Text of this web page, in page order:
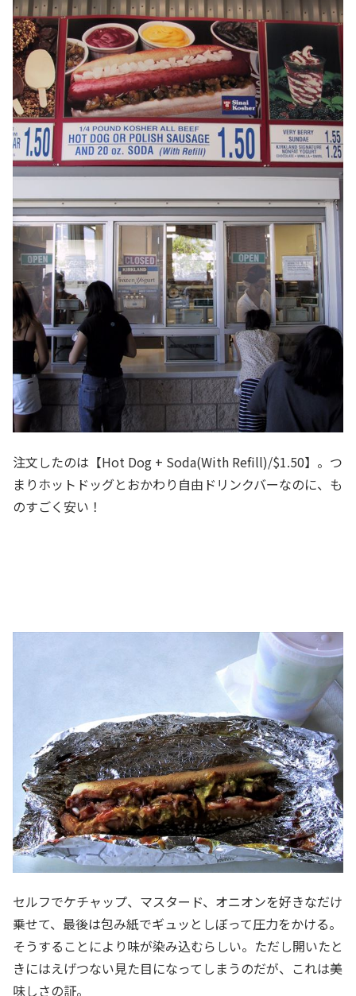
注文したのは【Hot Dog + Soda(With Refill)/$1.50】。つ
まりホットドッグとおかわり自由ドリンクバーなのに、も
のすごく安い！
セルフでケチャップ、マスタード、オニオンを好きなだけ
乗せて、最後は包み紙でギュッとしぼって圧力をかける。
そうすることにより味が染み込むらしい。ただし開いたと
きにはえげつない見た目になってしまうのだが、これは美
味しさの証。